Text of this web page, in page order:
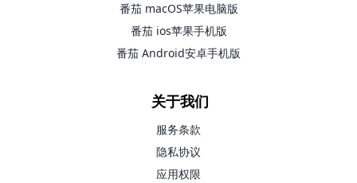
番茄 macOS苹果电脑版
番茄 ios苹果手机版
番茄 Android安卓手机版
关于我们
服务条款
隐私协议
应用权限